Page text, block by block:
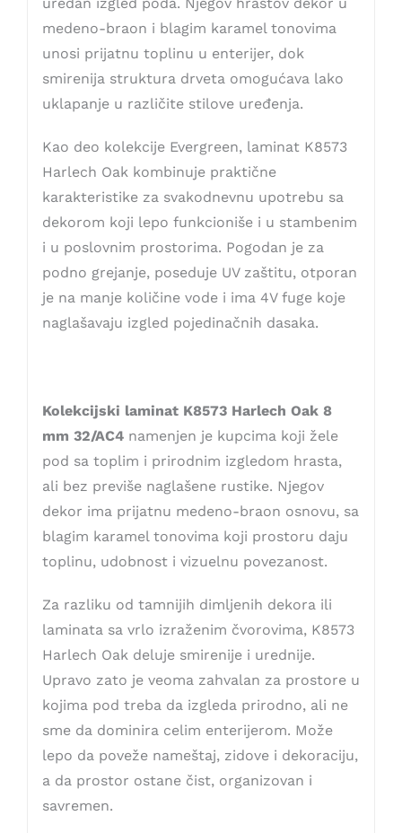
uredan izgled poda. Njegov hrastov dekor u
medeno-braon i blagim karamel tonovima
unosi prijatnu toplinu u enterijer, dok
smirenija struktura drveta omogućava lako
uklapanje u različite stilove uređenja.
Kao deo kolekcije Evergreen, laminat K8573
Harlech Oak kombinuje praktične
karakteristike za svakodnevnu upotrebu sa
dekorom koji lepo funkcioniše i u stambenim
i u poslovnim prostorima. Pogodan je za
podno grejanje, poseduje UV zaštitu, otporan
je na manje količine vode i ima 4V fuge koje
naglašavaju izgled pojedinačnih dasaka.
Kolekcijski laminat K8573 Harlech Oak 8
mm 32/AC4namenjen je kupcima koji žele
pod sa toplim i prirodnim izgledom hrasta,
ali bez previše naglašene rustike. Njegov
dekor ima prijatnu medeno-braon osnovu, sa
blagim karamel tonovima koji prostoru daju
toplinu, udobnost i vizuelnu povezanost.
Za razliku od tamnijih dimljenih dekora ili
laminata sa vrlo izraženim čvorovima, K8573
Harlech Oak deluje smirenije i urednije.
Upravo zato je veoma zahvalan za prostore u
kojima pod treba da izgleda prirodno, ali ne
sme da dominira celim enterijerom. Može
lepo da poveže nameštaj, zidove i dekoraciju,
a da prostor ostane čist, organizovan i
savremen.